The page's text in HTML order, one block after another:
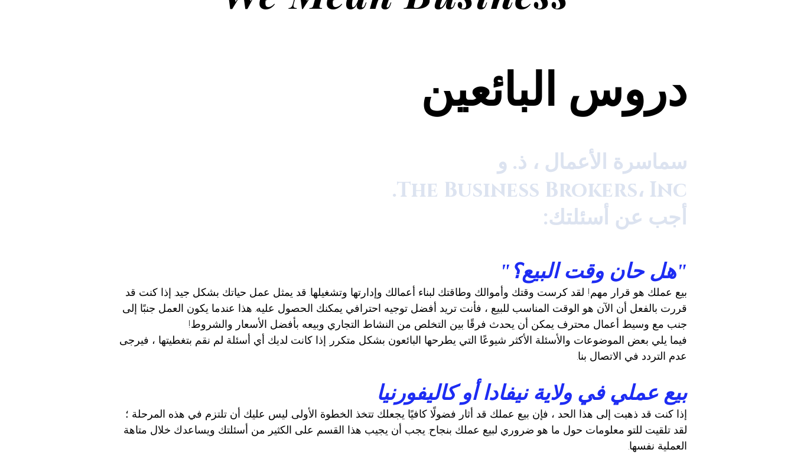
دروس البائعين
سماسرة الأعمال ، ذ. و
The Business Brokers، Inc.
أجب عن أسئلتك:
"هل حان وقت البيع؟"
بيع عملك هو قرار مهم! لقد كرست وقتك وأموالك وطاقتك لبناء أعمالك وإدارتها وتشغيلها. قد يمثل عمل حياتك بشكل جيد. إذا كنت قد
قررت بالفعل أن الآن هو الوقت المناسب للبيع ، فأنت تريد أفضل توجيه احترافي يمكنك الحصول عليه. هذا عندما يكون العمل جنبًا إلى
جنب مع وسيط أعمال محترف يمكن أن يحدث فرقًا بين التخلص من النشاط التجاري وبيعه بأفضل الأسعار والشروط!
فيما يلي بعض الموضوعات والأسئلة الأكثر شيوعًا التي يطرحها البائعون بشكل متكرر. إذا كانت لديك أي أسئلة لم نقم بتغطيتها ، فيرجى
عدم التردد في الاتصال بنا.
بيع عملي في ولاية نيفادا أو كاليفورنيا
إذا كنت قد ذهبت إلى هذا الحد ، فإن بيع عملك قد أثار فضولًا كافيًا يجعلك تتخذ الخطوة الأولى. ليس عليك أن تلتزم في هذه المرحلة ؛
لقد تلقيت للتو معلومات حول ما هو ضروري لبيع عملك بنجاح. يجب أن يجيب هذا القسم على الكثير من أسئلتك ويساعدك خلال متاهة
العملية نفسها.